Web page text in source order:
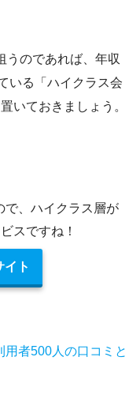
のであれば、 年収
いる「ハイクラス会
いておきましょう。
で 、ハイクラス層が
スですね！
イト
用者500人の口コミと